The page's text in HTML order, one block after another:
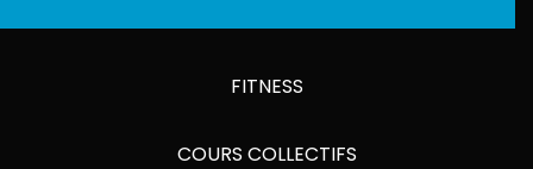
FITNESS
COURS COLLECTIFS